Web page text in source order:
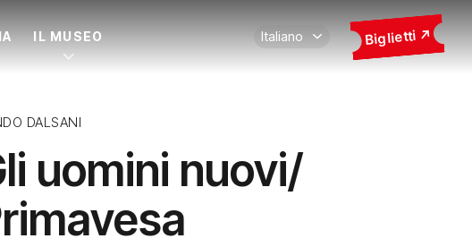
IL MUSEO Biglietti
DALSANI
uomini nuovi/